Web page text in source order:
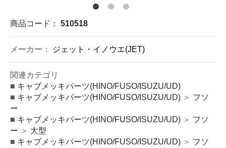
商品コード： 510518
メーカー： ジェット・イノウエ(JET)
関連カテゴリ
キャブメッキパーツ(HINO/FUSO/ISUZU/UD)
キャブメッキパーツ(HINO/FUSO/ISUZU/UD) ＞ フソ
ー
キャブメッキパーツ(HINO/FUSO/ISUZU/UD) ＞ フソ
ー ＞ 大型
キャブメッキパーツ(HINO/FUSO/ISUZU/UD) ＞ フソ